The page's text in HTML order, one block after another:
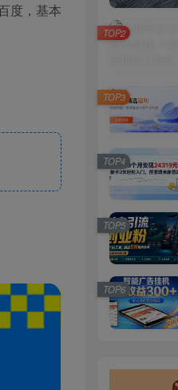
度，基本
TOP2
TOP3
TOP4
TOP5
TOP6